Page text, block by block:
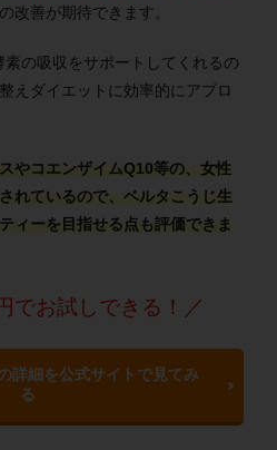
改善が期待できます。
の吸収をサポートしてくれるの
えダイエットに効率的にアプロ
やコエンザイムQ10等の、女性
れているので、ベルタこうじ生
ィーを目指せる点も評価できま
でお試しできる！／
詳細を公式サイトで見てみ
る